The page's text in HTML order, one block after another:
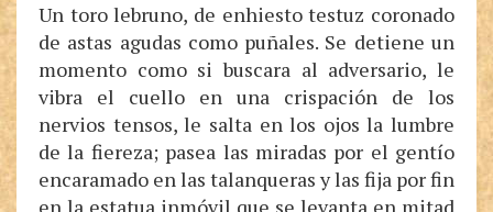
Un toro lebruno, de enhiesto testuz coronado
de astas agudas como puñales. Se detiene un
momento como si buscara al adversario, le
vibra el cuello en una crispación de los
nervios tensos, le salta en los ojos la lumbre
de la fiereza; pasea las miradas por el gentío
encaramado en las talanqueras y las fija por fin
en la estatua inmóvil que se levanta en mitad